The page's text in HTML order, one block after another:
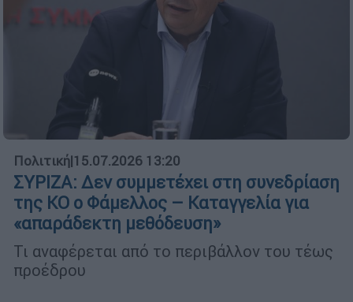
Πολιτική|15.07.2026 13:20
ΣΥΡΙΖΑ: Δεν συμμετέχει στη συνεδρίαση
της ΚΟ ο Φάμελλος – Καταγγελία για
«απαράδεκτη μεθόδευση»
Τι αναφέρεται από το περιβάλλον του τέως
προέδρου